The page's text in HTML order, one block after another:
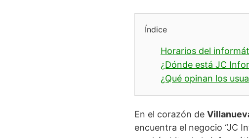
Índice
Horarios del
¿Dónde está JC
¿Qué opinan los
En el corazón de
encuentra el negocio “JC